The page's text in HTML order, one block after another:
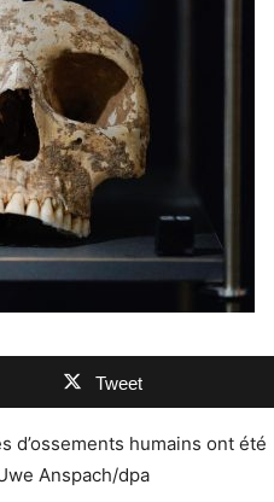
Tweet
d’ossements humains ont été
Anspach/dpa